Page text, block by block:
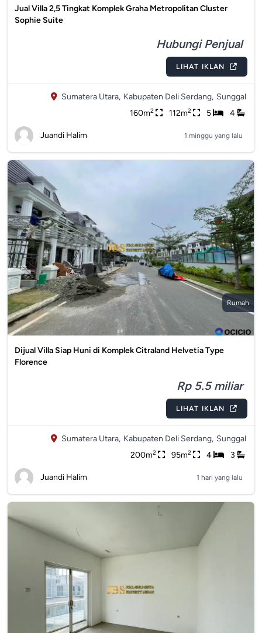
Jual Villa 2,5 Tingkat Komplek Graha Metropolitan Cluster
Sophie Suite
Hubungi Penjual
LIHAT IKLAN
Sumatera Utara, Kabupaten Deli Serdang, Sunggal
160m2 112m2 5 4
Juandi Halim 1 minggu yang lalu
Rumah
Dijual Villa Siap Huni di Komplek Citraland Helvetia Type
Florence
Rp 5.5 miliar
LIHAT IKLAN
Sumatera Utara, Kabupaten Deli Serdang, Sunggal
200m2 95m2 4 3
Juandi Halim 1 hari yang lalu